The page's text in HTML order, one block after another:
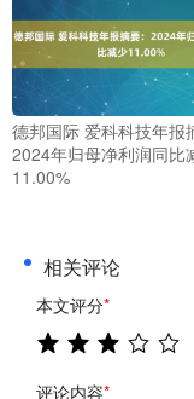
德邦国际 爱科科技年报
2024年归母净利润同比
11.00%
相关评论
本文评分*
评论内容*